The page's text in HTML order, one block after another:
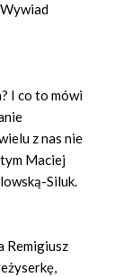
I co to mówi
z nas nie
Maciej
Siluk.
Remigiusz